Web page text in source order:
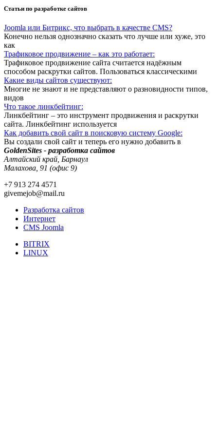
Статьи по разработке сайтов
Joomla или Битрикс, что выбрать в качестве CMS?
Конечно нельзя однозначно сказать что лучше или хуже, это
как
Трафиковое продвижение – как это работает:
Трафиковое продвижение сайта считается надёжным
способом раскрутки сайтов. Пользоваться классическими
Какие виды сайтов существуют:
Многие не знают и не представляют о разновидности типов,
видов
Что такое линкбейтинг:
Линкбейтинг – это инструмент продвижения и раскрутки
сайта. Линкбейтинг используется
Как добавить свой сайт в поисковую систему Google:
Вы создали свой сайт и теперь его нужно добавить в
GoldenSites - разработка сайтов
Алтайский край, Барнаул
Малахова, 91 (офис 9)
+7 913 274 4571
givemejob@mail.ru
Разработка сайтов
Интернет
CMS Joomla
BITRIX
LINUX